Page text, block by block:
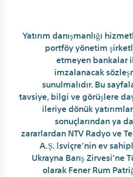
Yatırım danışmanlığı
portföy yönetim
etmeyen bankalar
imzalanacak
sunulmalıdır. Bu
tavsiye, bilgi ve görüşlere
ileriye dönük
sonuçlarından ya
zararlardan NTV Radyo ve
A.Ş. İsviçre’nin ev
Ukrayna Barış Zirvesi’ne
olarak Fener Rum